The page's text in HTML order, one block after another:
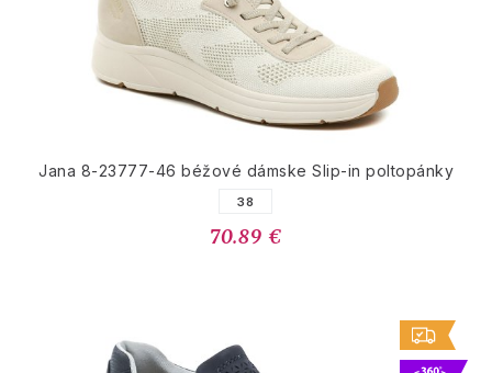
Jana 8-23777-46 béžové dámske Slip-in poltopánky
38
70.89 €